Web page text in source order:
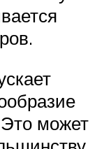
может